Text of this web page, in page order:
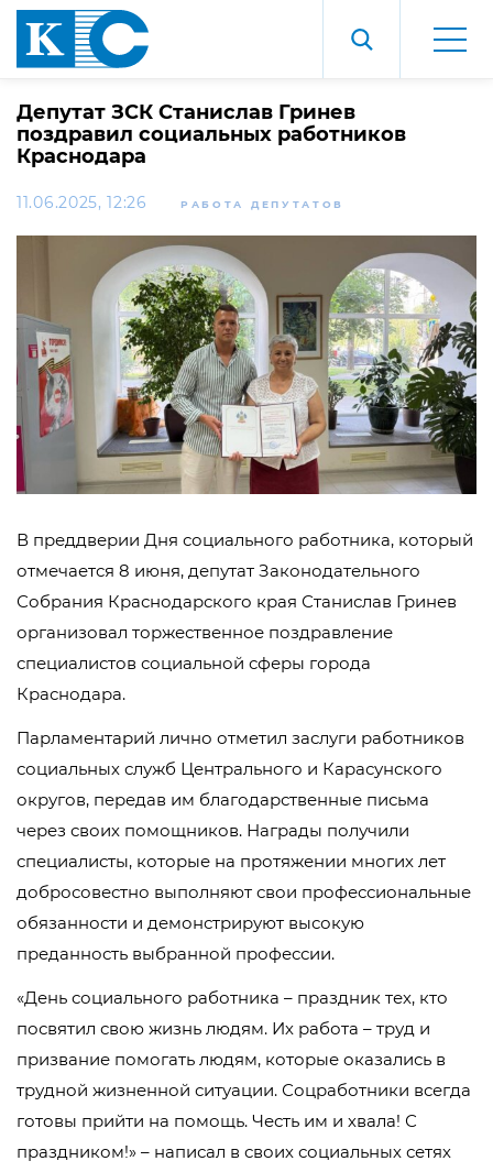
Депутат ЗСК Станислав Гринев
поздравил социальных работников
Краснодара
11.06.2025, 12:26 РАБОТА ДЕПУТАТОВ
В преддверии Дня социального работника, который
отмечается 8 июня, депутат Законодательного
Собрания Краснодарского края Станислав Гринев
организовал торжественное поздравление
специалистов социальной сферы города
Краснодара.
Парламентарий лично отметил заслуги работников
социальных служб Центрального и Карасунского
округов, передав им благодарственные письма
через своих помощников. Награды получили
специалисты, которые на протяжении многих лет
добросовестно выполняют свои профессиональные
обязанности и демонстрируют высокую
преданность выбранной профессии.
«День социального работника – праздник тех, кто
посвятил свою жизнь людям. Их работа – труд и
призвание помогать людям, которые оказались в
трудной жизненной ситуации. Соцработники всегда
готовы прийти на помощь. Честь им и хвала! С
праздником!» – написал в своих социальных сетях